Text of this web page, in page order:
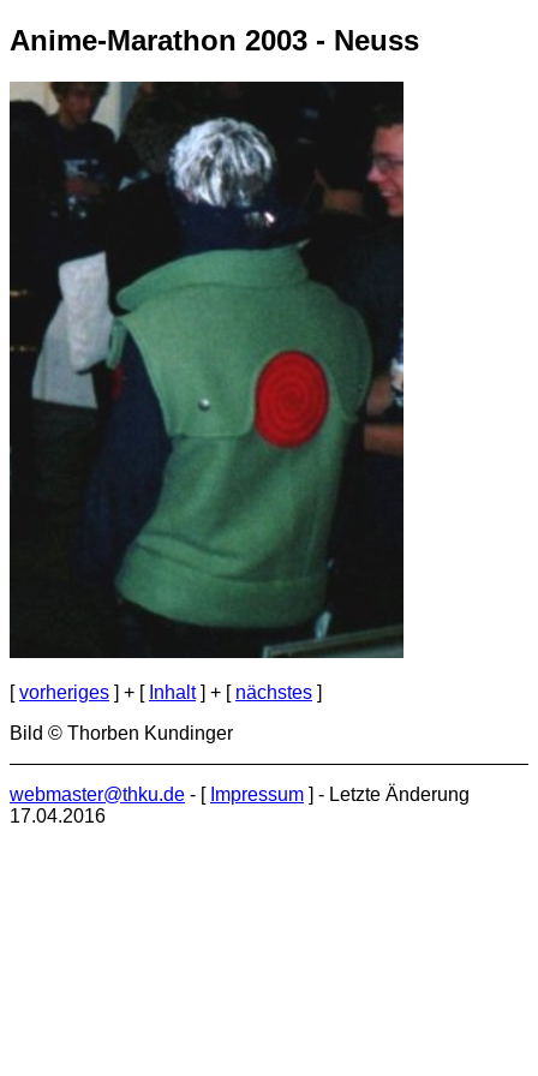
Anime-Marathon 2003 - Neuss
[vorheriges ] + [ Inhalt] + [ nächstes ]
Bild © Thorben Kundinger
webmaster@thku.de - [ Impressum ] - Letzte Änderung
17.04.2016